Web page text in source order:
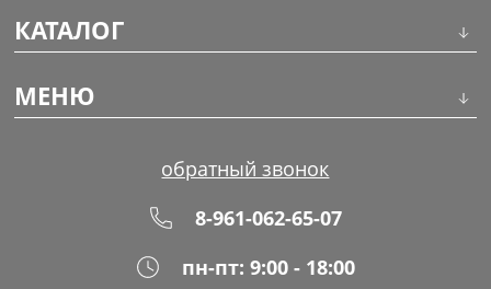
КАТАЛОГ
Макияж
МЕНЮ
обратный звонок
8-961-062-65-07
пн-пт: 9:00 - 18:00